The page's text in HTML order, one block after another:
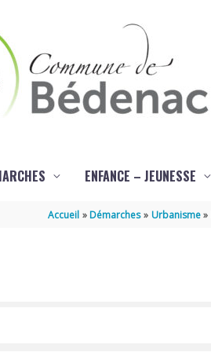
ENFANCE – JEUNESSE
Accueil Démarches Urbanisme